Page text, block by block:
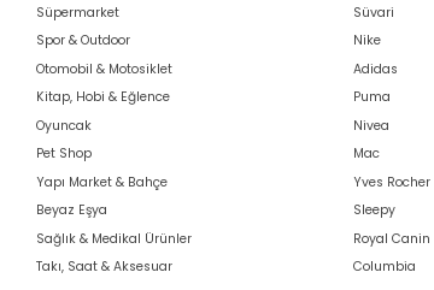
Süpermarket
Spor & Outdoor
Otomobil & Motosiklet
Kitap, Hobi & Eğlence
Oyuncak
Pet Shop
Yapı Market & Bahçe
Beyaz Eşya
Sağlık & Medikal Ürünler
Takı, Saat & Aksesuar
Süvari
Nike
Adidas
Puma
Nivea
Mac
Yves Rocher
Sleepy
Royal Canin
Columbia